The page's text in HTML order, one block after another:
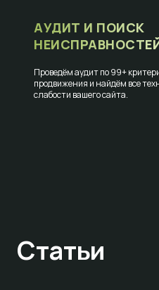
АУДИТ И ПОИСК
Проведём аудит по 99+
продвижения и найдём все
слабости вашего сайта.
Статьи